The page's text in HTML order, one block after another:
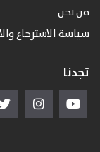
من نحن
سياسة الاسترجاع
تجدنا